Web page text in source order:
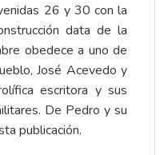
26 y 30 con la
data de la
obedece a uno de
José Acevedo y
escritora y sus
De Pedro y su
publicación.